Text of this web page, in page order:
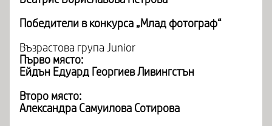
Победители в конкурса „Млад фотограф“
Възрастова група Junior
Първо място:
Ейдън Едуард Георгиев Ливингстън
Второ място:
Александра Самуилова Сотирова